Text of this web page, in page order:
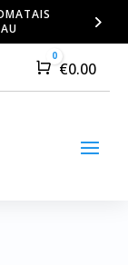
Cart
0
€0.00